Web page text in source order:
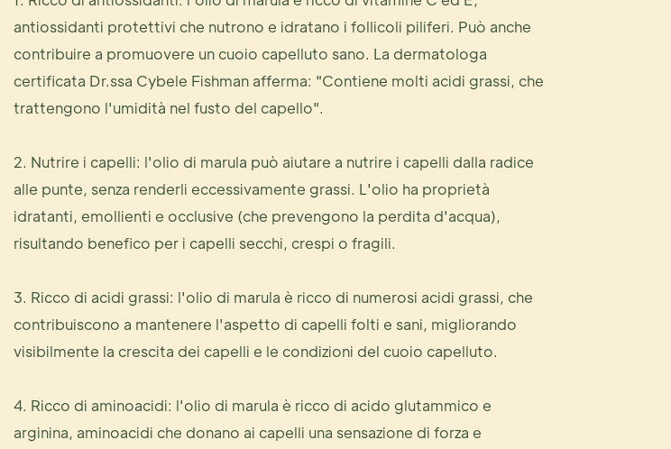
antiossidanti protettivi che nutrono e idratano i follicoli piliferi. Può anche
contribuire a promuovere un cuoio capelluto sano. La dermatologa
certificata Dr.ssa Cybele Fishman afferma: "Contiene molti acidi grassi, che
trattengono l'umidità nel fusto del capello".
2. Nutrire i capelli: l'olio di marula può aiutare a nutrire i capelli dalla radice
alle punte, senza renderli eccessivamente grassi. L'olio ha proprietà
idratanti, emollienti e occlusive (che prevengono la perdita d'acqua),
risultando benefico per i capelli secchi, crespi o fragili.
3. Ricco di acidi grassi: l'olio di marula è ricco di numerosi acidi grassi, che
contribuiscono a mantenere l'aspetto di capelli folti e sani, migliorando
visibilmente la crescita dei capelli e le condizioni del cuoio capelluto.
4. Ricco di aminoacidi: l'olio di marula è ricco di acido glutammico e
arginina, aminoacidi che donano ai capelli una sensazione di forza e